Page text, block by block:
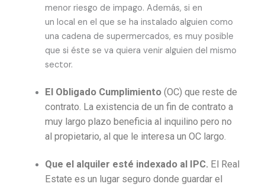
menor riesgo de impago. Además, si en
un local en el que se ha instalado alguien como
una cadena de supermercados, es muy posible
que si éste se va quiera venir alguien del mismo
sector.
El Obligado Cumplimiento (OC) que reste de
contrato. La existencia de un fin de contrato a
muy largo plazo beneficia al inquilino pero no
al propietario, al que le interesa un OC largo.
Que el alquiler esté indexado al IPC. El Real
Estate es un lugar seguro donde guardar el